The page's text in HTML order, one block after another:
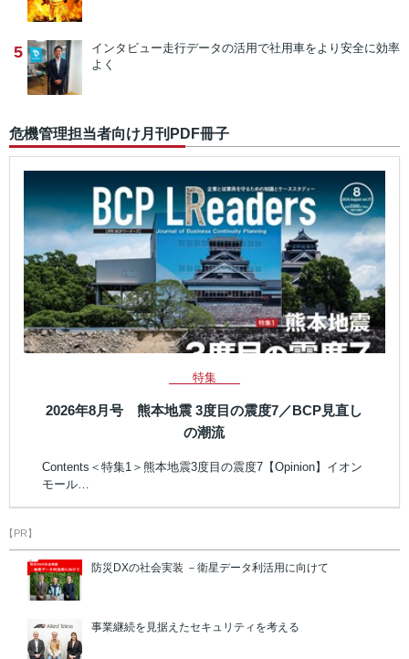
5 インタビュー走行データの活用で社用車をより安全に効率
よく
危機管理担当者向け月刊PDF冊子
特集
2026年8月号 熊本地震 3度目の震度7／BCP見直し
の潮流
Contents＜特集1＞熊本地震3度目の震度7【Opinion】イオン
モール…
【PR】
防災DXの社会実装 －衛星データ利活用に向けて
事業継続を見据えたセキュリティを考える